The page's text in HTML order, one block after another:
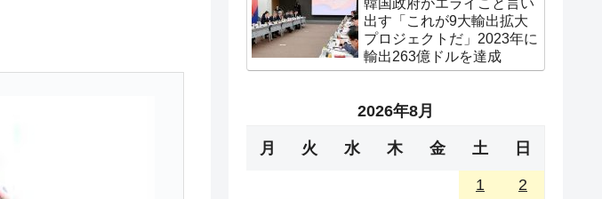
パン問題は合衆国企業に対
は前年同期比13.4倍に。
韓国政府がエライこと言い
出す「これが9大輸出拡大
プロジェクトだ」2023年に
輸出263億ドルを達成
2026年8月
月 火 水 木 金 土 日
1
2